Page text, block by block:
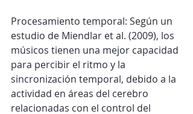
Procesamiento temporal: Según un
estudio de Miendlar et al. (2009), los
músicos tienen una mejor capacidad
para percibir el ritmo y la
sincronización temporal, debido a la
actividad en áreas del cerebro
relacionadas con el control del